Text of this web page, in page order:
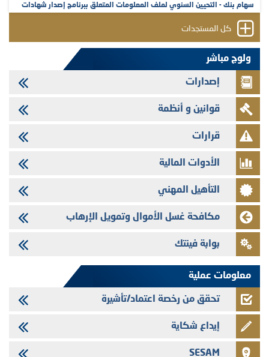
سهام بنك - التحيين السنوي لملف المعلومات المتعلق ببرنامج إصدار شهادات
31/07/2026
VEOLIA ENVIRONNEMENT - تؤشر الهيئة المغربية لسوق الرساميل على
المنشور النهائي المتعلق بالزيادة في الرأسمال المخصصة لأجراء المجموعة
29/07/2026
وفابايل - التحيين السنوي لملف المعلومات المتعلق ببرنامج إصدار سندات
شركات التمويل
29/07/2026
تهنئة بمناسبة عيد العرش المجيد
29/07/2026
تنشر الهيئة المغربية لسوق الرساميل العدد الرابع عشر من مجلة سوق الرساميل
28/07/2026
Med Paper - تجاوز حد المساهمة 5%
24/07/2026
Saham Leasing - التحيين السنوي لملف المعلومات المتعلق ببرنامج إصدار
كل المستجدات
ولوج مباشر
إصدارات
قوانين و أنظمة
قرارات
الأدوات المالية
التأهيل المهني
مكافحة غسل الأموال وتمويل الإرهاب
بوابة فينتك
معلومات عملية
تحقق من رخصة اعتماد/تأشيرة
إيداع شكاية
SESAM